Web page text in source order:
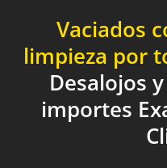
Vaciados
limpieza por
Desalojos
importes